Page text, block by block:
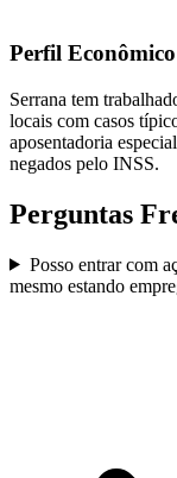
Perfil
Serrana tem
locais com casos
aposentadoria
negados pelo INSS.
Perguntas
Posso entrar com
mesmo estando